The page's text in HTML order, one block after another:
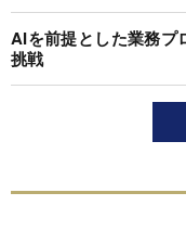
AIを前提とした業務プ
挑戦